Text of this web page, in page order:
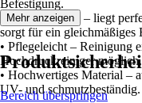
Befestigung.
• Saubere Optik – liegt
sorgt für ein gleichmäßiges
• Pflegeleicht – Reinigung
Hochdruckreiniger möglich.
• Hochwertiges Material –
UV- und schmutzbeständig.
Mehr anzeigen
Bereich überspringen